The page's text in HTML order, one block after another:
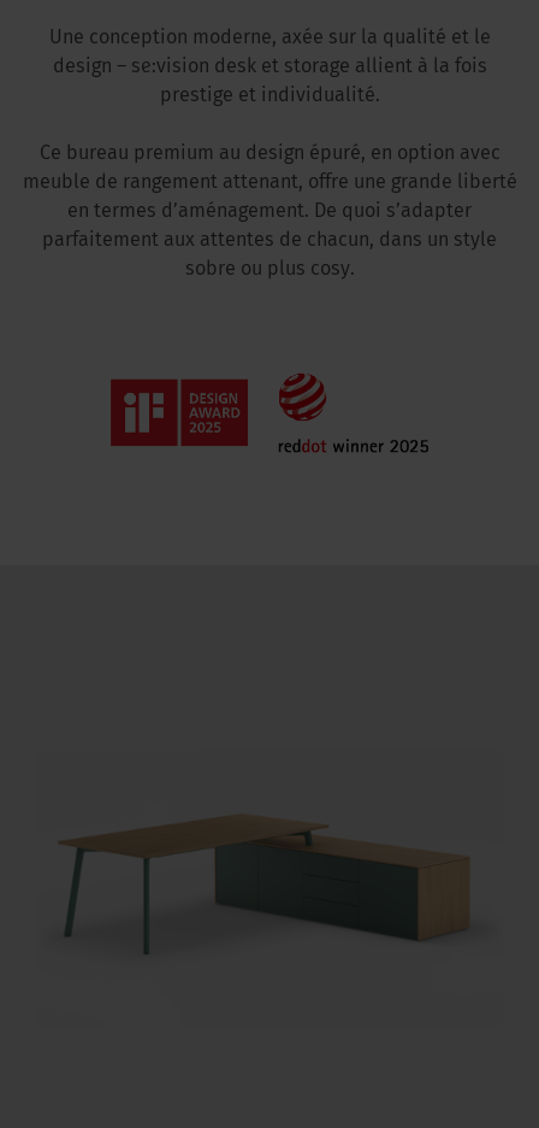
Une conception moderne, axée sur la qualité et le
design – se:vision desk et storage allient à la fois
prestige et individualité.
Ce bureau premium au design épuré, en option avec
meuble de rangement attenant, offre une grande liberté
en termes d’aménagement. De quoi s’adapter
parfaitement aux attentes de chacun, dans un style
sobre ou plus cosy.